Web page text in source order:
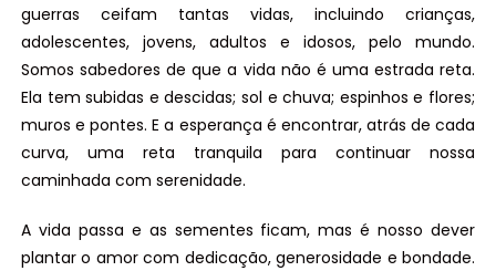
guerras ceifam tantas vidas, incluindo crianças,
adolescentes, jovens, adultos e idosos, pelo mundo.
Somos sabedores de que a vida não é uma estrada reta.
Ela tem subidas e descidas; sol e chuva; espinhos e flores;
muros e pontes. E a esperança é encontrar, atrás de cada
curva, uma reta tranquila para continuar nossa
caminhada com serenidade.
A vida passa e as sementes ficam, mas é nosso dever
plantar o amor com dedicação, generosidade e bondade.